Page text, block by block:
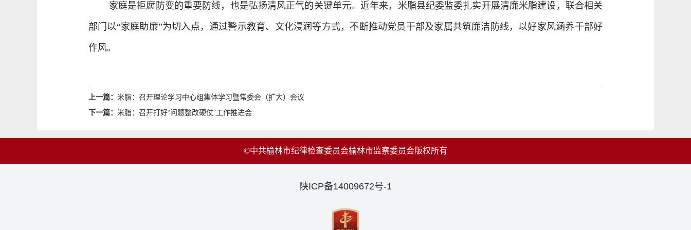
家庭是拒腐防变的重要防线，也是弘扬清风正气的关键单元。近年来，米脂县纪委监委扎实开展清廉米脂建设，联合相关
部门以“家庭助廉”为切入点，通过警示教育、文化浸润等方式，不断推动党员干部及家属共筑廉洁防线，以好家风涵养干部好
作风。
上一篇： 米脂：召开理论学习中心组集体学习暨常委会（扩大）会议
下一篇： 米脂：召开打好“问题整改硬仗”工作推进会
©中共榆林市纪律检查委员会榆林市监察委员会版权所有
陕ICP备14009672号-1